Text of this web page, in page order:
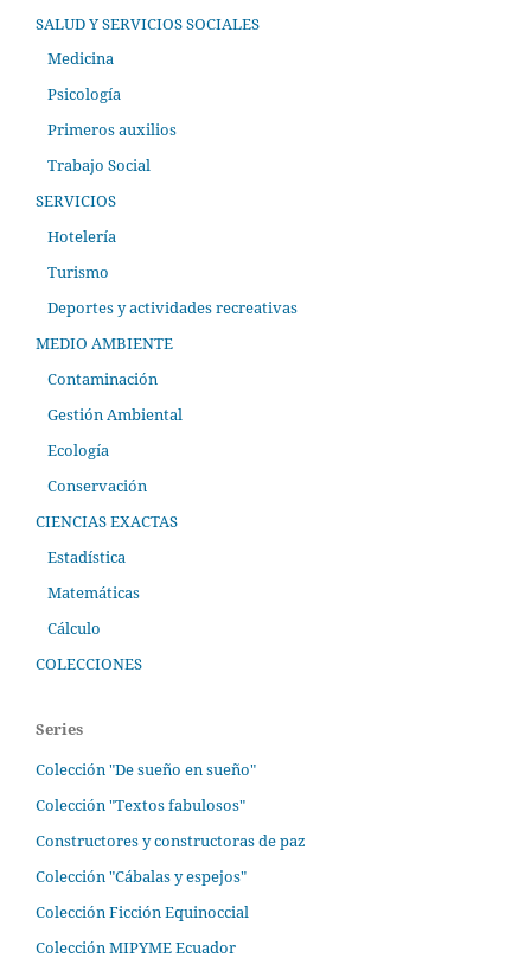
SALUD Y SERVICIOS SOCIALES
Medicina
Psicología
Primeros auxilios
Trabajo Social
SERVICIOS
Hotelería
Turismo
Deportes y actividades recreativas
MEDIO AMBIENTE
Contaminación
Gestión Ambiental
Ecología
Conservación
CIENCIAS EXACTAS
Estadística
Matemáticas
Cálculo
COLECCIONES
Series
Colección "De sueño en sueño"
Colección "Textos fabulosos"
Constructores y constructoras de paz
Colección "Cábalas y espejos"
Colección Ficción Equinoccial
Colección MIPYME Ecuador